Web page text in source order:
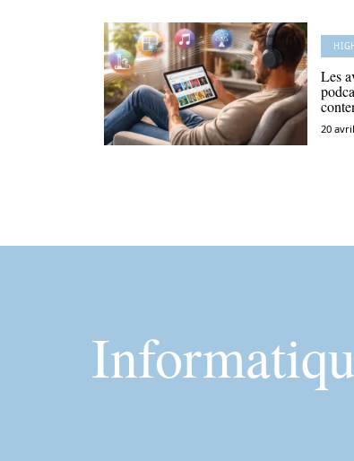
Les
20